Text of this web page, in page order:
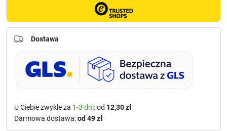
Dostawa
U Ciebie zwykle za 1-3 dni: od 12,30 zł
Darmowa dostawa:od 49 zł